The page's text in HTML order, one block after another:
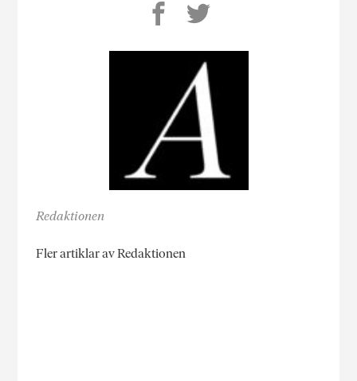
Redaktionen
Fler artiklar av Redaktionen